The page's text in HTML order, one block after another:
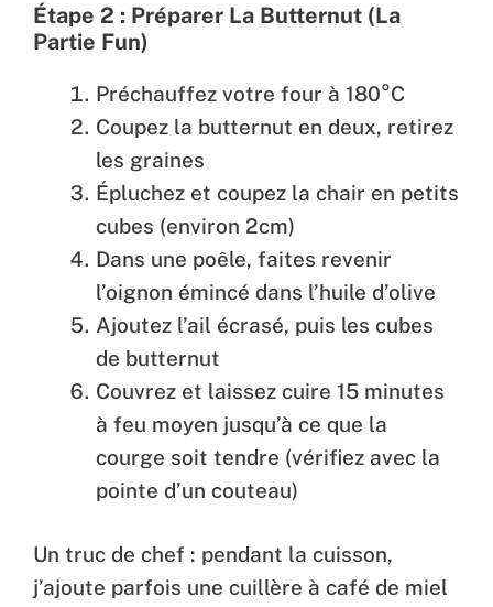
Étape 2 : Préparer La Butternut (La
Partie Fun)
Préchauffez votre four à 180°C
Coupez la butternut en deux, retirez
les graines
Épluchez et coupez la chair en petits
cubes (environ 2cm)
Dans une poêle, faites revenir
l’oignon émincé dans l’huile d’olive
Ajoutez l’ail écrasé, puis les cubes
de butternut
Couvrez et laissez cuire 15 minutes
à feu moyen jusqu’à ce que la
courge soit tendre (vérifiez avec la
pointe d’un couteau)
Un truc de chef : pendant la cuisson,
j’ajoute parfois une cuillère à café de miel